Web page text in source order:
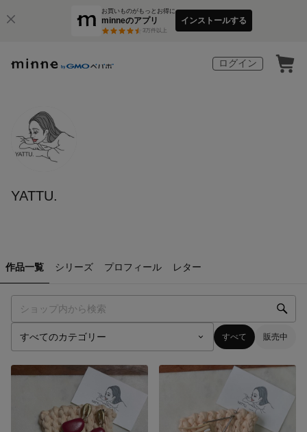
お買いものがもっとお得に
minneのアプリ
3万件以上
インストールする
ログイン
YATTU.
作品一覧 シリーズ プロフィール レター
すべて 販売中